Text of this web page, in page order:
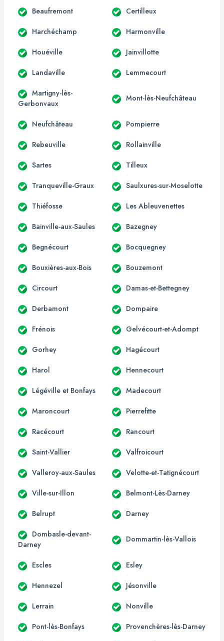
Beaufremont Certilleux
Harchéchamp Harmonville
Houéville Jainvillotte
Landaville Lemmecourt
Martigny-lès-
Gerbonvaux
Mont-lès-Neufchâteau
Neufchâteau Pompierre
Rebeuville Rollainville
Sartes Tilleux
Tranqueville-Graux Saulxures-sur-Moselotte
Thiéfosse Les Ableuvenettes
Bainville-aux-Saules Bazegney
Begnécourt Bocquegney
Bouxières-aux-Bois Bouzemont
Circourt Damas-et-Bettegney
Derbamont Dompaire
Frénois Gelvécourt-et-Adompt
Gorhey Hagécourt
Harol Hennecourt
Légéville et Bonfays Madecourt
Maroncourt Pierrefitte
Racécourt Rancourt
Saint-Vallier Valfroicourt
Valleroy-aux-Saules Velotte-et-Tatignécourt
Ville-sur-Illon Belmont-Lès-Darney
Belrupt Darney
Dombasle-devant-
Darney
Dommartin-lès-Vallois
Escles Esley
Hennezel Jésonville
Lerrain Nonville
Pont-lès-Bonfays Provenchères-lès-Darney